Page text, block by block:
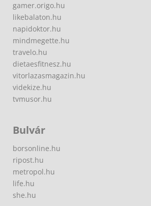
gamer.origo.hu
likebalaton.hu
napidoktor.hu
mindmegette.hu
travelo.hu
dietaesfitnesz.hu
vitorlazasmagazin.hu
videkize.hu
tvmusor.hu
Bulvár
borsonline.hu
ripost.hu
metropol.hu
life.hu
she.hu